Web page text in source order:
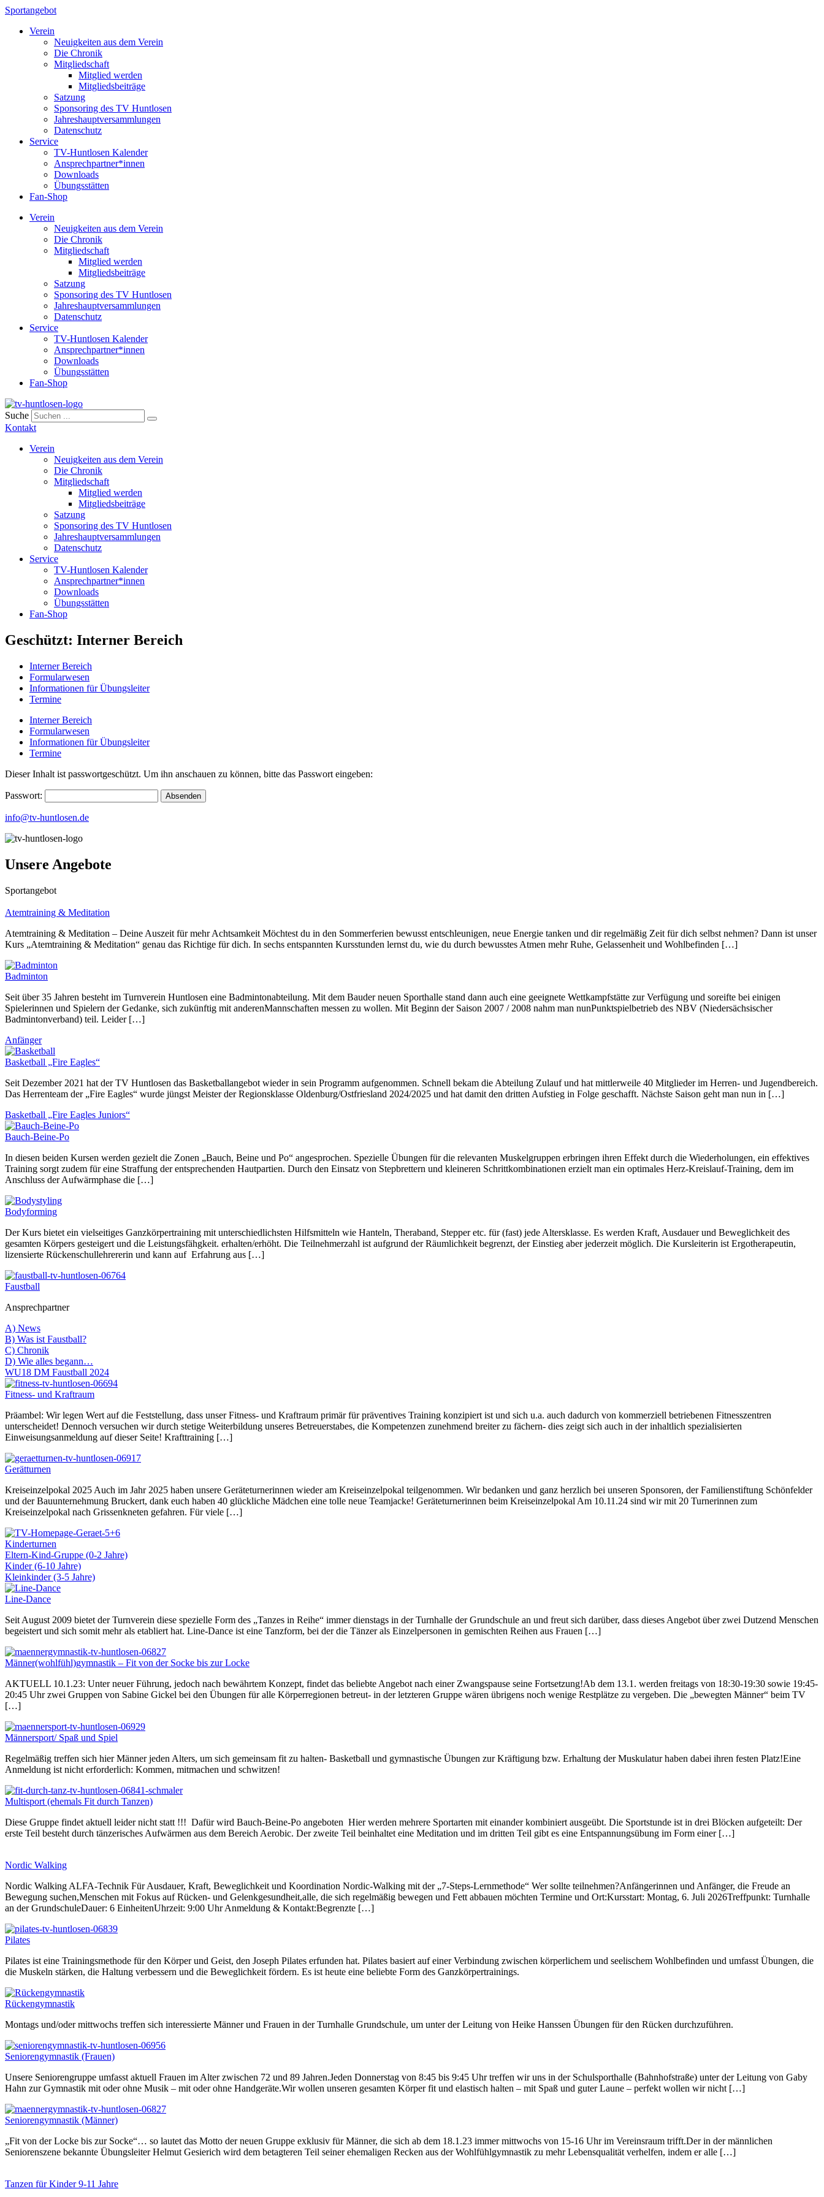
Sportangebot
Verein
Neuigkeiten aus dem Verein
Die Chronik
Mitgliedschaft
Mitglied werden
Mitgliedsbeiträge
Satzung
Sponsoring des TV Huntlosen
Jahreshauptversammlungen
Datenschutz
Service
TV-Huntlosen Kalender
Ansprechpartner*innen
Downloads
Übungsstätten
Fan-Shop
Verein
Neuigkeiten aus dem Verein
Die Chronik
Mitgliedschaft
Mitglied werden
Mitgliedsbeiträge
Satzung
Sponsoring des TV Huntlosen
Jahreshauptversammlungen
Datenschutz
Service
TV-Huntlosen Kalender
Ansprechpartner*innen
Downloads
Übungsstätten
Fan-Shop
Suche
Kontakt
Verein
Neuigkeiten aus dem Verein
Die Chronik
Mitgliedschaft
Mitglied werden
Mitgliedsbeiträge
Satzung
Sponsoring des TV Huntlosen
Jahreshauptversammlungen
Datenschutz
Service
TV-Huntlosen Kalender
Ansprechpartner*innen
Downloads
Übungsstätten
Fan-Shop
Geschützt: Interner Bereich
Interner Bereich
Formularwesen
Informationen für Übungsleiter
Termine
Interner Bereich
Formularwesen
Informationen für Übungsleiter
Termine
Dieser Inhalt ist passwortgeschützt. Um ihn anschauen zu können, bitte das Passwort eingeben:
Passwort:
info@tv-huntlosen.de
Unsere Angebote
Sportangebot
Atemtraining & Meditation
Atemtraining & Meditation – Deine Auszeit für mehr Achtsamkeit Möchtest du in den Sommerferien bewusst entschleunigen, neue Energie tanken und dir regelmäßig Zeit für dich selbst nehmen? Dann ist unser
Kurs „Atemtraining & Meditation“ genau das Richtige für dich. In sechs entspannten Kursstunden lernst du, wie du durch bewusstes Atmen mehr Ruhe, Gelassenheit und Wohlbefinden […]
Badminton
Seit über 35 Jahren besteht im Turnverein Huntlosen eine Badmintonabteilung. Mit dem Bauder neuen Sporthalle stand dann auch eine geeignete Wettkampfstätte zur Verfügung und soreifte bei einigen
Spielerinnen und Spielern der Gedanke, sich zukünftig mit anderenMannschaften messen zu wollen. Mit Beginn der Saison 2007 / 2008 nahm man nunPunktspielbetrieb des NBV (Niedersächsischer
Badmintonverband) teil. Leider […]
Anfänger
Basketball „Fire Eagles“
Seit Dezember 2021 hat der TV Huntlosen das Basketballangebot wieder in sein Programm aufgenommen. Schnell bekam die Abteilung Zulauf und hat mittlerweile 40 Mitglieder im Herren- und Jugendbereich.
Das Herrenteam der „Fire Eagles“ wurde jüngst Meister der Regionsklasse Oldenburg/Ostfriesland 2024/2025 und hat damit den dritten Aufstieg in Folge geschafft. Nächste Saison geht man nun in […]
Basketball „Fire Eagles Juniors“
Bauch-Beine-Po
In diesen beiden Kursen werden gezielt die Zonen „Bauch, Beine und Po“ angesprochen. Spezielle Übungen für die relevanten Muskelgruppen erbringen ihren Effekt durch die Wiederholungen, ein effektives
Training sorgt zudem für eine Straffung der entsprechenden Hautpartien. Durch den Einsatz von Stepbrettern und kleineren Schrittkombinationen erzielt man ein optimales Herz-Kreislauf-Training, dem im
Anschluss der Aufwärmphase die […]
Bodyforming
Der Kurs bietet ein vielseitiges Ganzkörpertraining mit unterschiedlichsten Hilfsmitteln wie Hanteln, Theraband, Stepper etc. für (fast) jede Altersklasse. Es werden Kraft, Ausdauer und Beweglichkeit des
gesamten Körpers gesteigert und die Leistungsfähgkeit. erhalten/erhöht. Die Teilnehmerzahl ist aufgrund der Räumlichkeit begrenzt, der Einstieg aber jederzeit möglich. Die Kursleiterin ist Ergotherapeutin,
lizensierte Rückenschullehrererin und kann auf Erfahrung aus […]
Faustball
Ansprechpartner
A) News
B) Was ist Faustball?
C) Chronik
D) Wie alles begann…
WU18 DM Faustball 2024
Fitness- und Kraftraum
Präambel: Wir legen Wert auf die Feststellung, dass unser Fitness- und Kraftraum primär für präventives Training konzipiert ist und sich u.a. auch dadurch von kommerziell betriebenen Fitnesszentren
unterscheidet! Dennoch versuchen wir durch stetige Weiterbildung unseres Betreuerstabes, die Kompetenzen zunehmend breiter zu fächern- dies zeigt sich auch in der inhaltlich spezialisierten
Einweisungsanmeldung auf dieser Seite! Krafttraining […]
Gerätturnen
Kreiseinzelpokal 2025 Auch im Jahr 2025 haben unsere Geräteturnerinnen wieder am Kreiseinzelpokal teilgenommen. Wir bedanken und ganz herzlich bei unseren Sponsoren, der Familienstiftung Schönfelder
und der Bauunternehmung Bruckert, dank euch haben 40 glückliche Mädchen eine tolle neue Teamjacke! Geräteturnerinnen beim Kreiseinzelpokal Am 10.11.24 sind wir mit 20 Turnerinnen zum
Kreiseinzelpokal nach Grissenkneten gefahren. Für viele […]
Kinderturnen
Eltern-Kind-Gruppe (0-2 Jahre)
Kinder (6-10 Jahre)
Kleinkinder (3-5 Jahre)
Line-Dance
Seit August 2009 bietet der Turnverein diese spezielle Form des „Tanzes in Reihe“ immer dienstags in der Turnhalle der Grundschule an und freut sich darüber, dass dieses Angebot über zwei Dutzend Menschen
begeistert und sich somit mehr als etabliert hat. Line-Dance ist eine Tanzform, bei der die Tänzer als Einzelpersonen in gemischten Reihen aus Frauen […]
Männer(wohlfühl)gymnastik – Fit von der Socke bis zur Locke
AKTUELL 10.1.23: Unter neuer Führung, jedoch nach bewährtem Konzept, findet das beliebte Angebot nach einer Zwangspause seine Fortsetzung!Ab dem 13.1. werden freitags von 18:30-19:30 sowie 19:45-
20:45 Uhr zwei Gruppen von Sabine Gickel bei den Übungen für alle Körperregionen betreut- in der letzteren Gruppe wären übrigens noch wenige Restplätze zu vergeben. Die „bewegten Männer“ beim TV
[…]
Männersport/ Spaß und Spiel
Regelmäßig treffen sich hier Männer jeden Alters, um sich gemeinsam fit zu halten- Basketball und gymnastische Übungen zur Kräftigung bzw. Erhaltung der Muskulatur haben dabei ihren festen Platz!Eine
Anmeldung ist nicht erforderlich: Kommen, mitmachen und schwitzen!
Multisport (ehemals Fit durch Tanzen)
Diese Gruppe findet aktuell leider nicht statt !!! Dafür wird Bauch-Beine-Po angeboten Hier werden mehrere Sportarten mit einander kombiniert ausgeübt. Die Sportstunde ist in drei Blöcken aufgeteilt: Der
erste Teil besteht durch tänzerisches Aufwärmen aus dem Bereich Aerobic. Der zweite Teil beinhaltet eine Meditation und im dritten Teil gibt es eine Entspannungsübung im Form einer […]
Nordic Walking
Nordic Walking ALFA-Technik Für Ausdauer, Kraft, Beweglichkeit und Koordination Nordic-Walking mit der „7-Steps-Lernmethode“ Wer sollte teilnehmen?Anfängerinnen und Anfänger, die Freude an
Bewegung suchen,Menschen mit Fokus auf Rücken- und Gelenkgesundheit,alle, die sich regelmäßig bewegen und Fett abbauen möchten Termine und Ort:Kursstart: Montag, 6. Juli 2026Treffpunkt: Turnhalle
an der GrundschuleDauer: 6 EinheitenUhrzeit: 9:00 Uhr Anmeldung & Kontakt:Begrenzte […]
Pilates
Pilates ist eine Trainingsmethode für den Körper und Geist, den Joseph Pilates erfunden hat. Pilates basiert auf einer Verbindung zwischen körperlichem und seelischem Wohlbefinden und umfasst Übungen, die
die Muskeln stärken, die Haltung verbessern und die Beweglichkeit fördern. Es ist heute eine beliebte Form des Ganzkörpertrainings.
Rückengymnastik
Montags und/oder mittwochs treffen sich interessierte Männer und Frauen in der Turnhalle Grundschule, um unter der Leitung von Heike Hanssen Übungen für den Rücken durchzuführen.
Seniorengymnastik (Frauen)
Unsere Seniorengruppe umfasst aktuell Frauen im Alter zwischen 72 und 89 Jahren.Jeden Donnerstag von 8:45 bis 9:45 Uhr treffen wir uns in der Schulsporthalle (Bahnhofstraße) unter der Leitung von Gaby
Hahn zur Gymnastik mit oder ohne Musik – mit oder ohne Handgeräte.Wir wollen unseren gesamten Körper fit und elastisch halten – mit Spaß und guter Laune – perfekt wollen wir nicht […]
Seniorengymnastik (Männer)
„Fit von der Locke bis zur Socke“… so lautet das Motto der neuen Gruppe exklusiv für Männer, die sich ab dem 18.1.23 immer mittwochs von 15-16 Uhr im Vereinsraum trifft.Der in der männlichen
Seniorenszene bekannte Übungsleiter Helmut Gesierich wird dem betagteren Teil seiner ehemaligen Recken aus der Wohlfühlgymnastik zu mehr Lebensqualität verhelfen, indem er alle […]
Tanzen für Kinder 9-11 Jahre